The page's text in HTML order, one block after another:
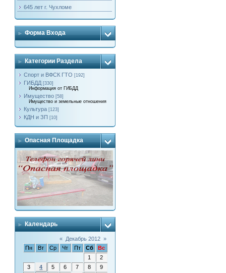
645 лет г. Чухломе
Форма Входа
Категории Раздела
Спорт и ВФСК ГТО [192]
ГИБДД [330]
Информация от ГИБДД
Имущество [58]
Имущество и земельные отношения
Культура [123]
КДН и ЗП [10]
Опасная Площадка
Календарь
« Декабрь 2012 »
Пн
Вт Ср Чт Пт Сб
Вс
1
2
3
4 5 6 7 8
9